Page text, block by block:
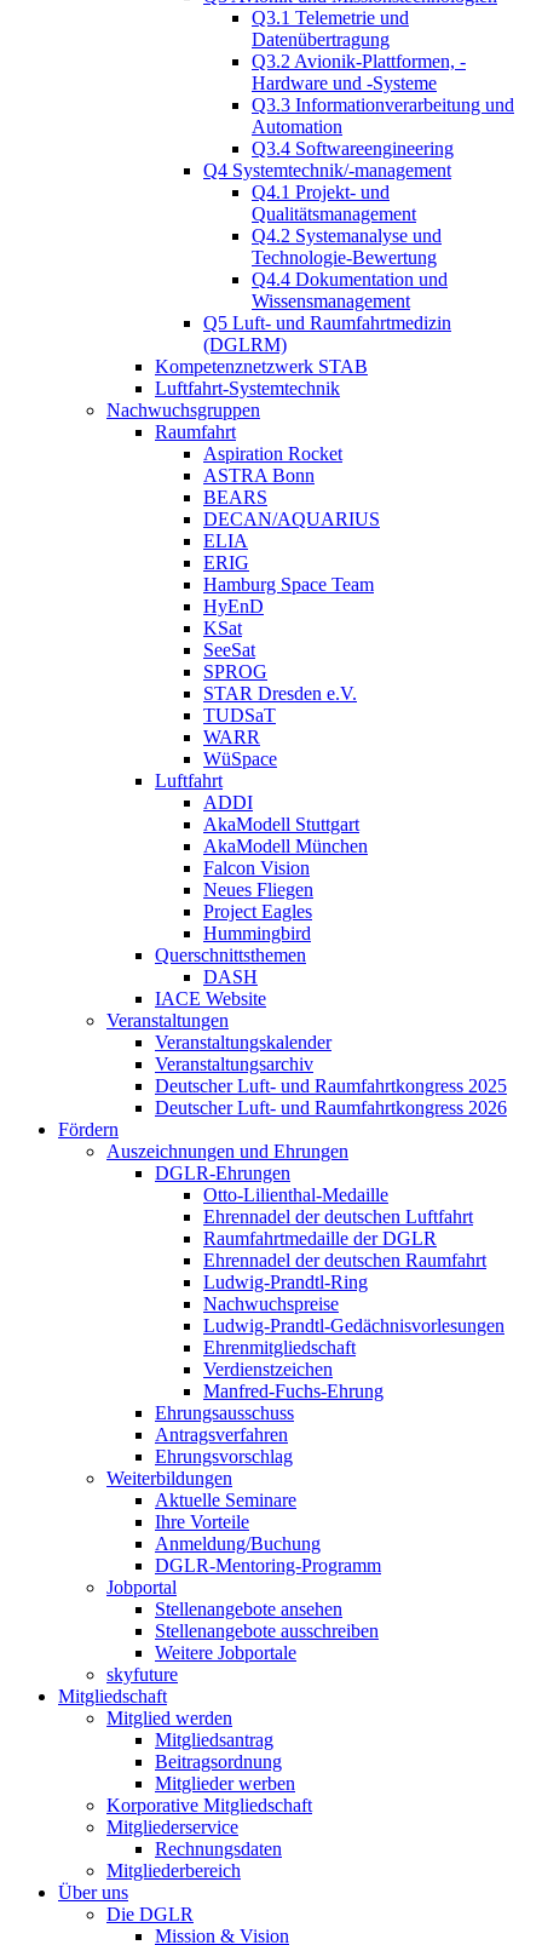
Q3.1 Telemetrie und
Datenübertragung
Q3.2 Avionik-Plattformen, -
Hardware und -Systeme
Q3.3 Informationverarbeitung und
Automation
Q3.4 Softwareengineering
Q4 Systemtechnik/-management
Q4.1 Projekt- und
Qualitätsmanagement
Q4.2 Systemanalyse und
Technologie-Bewertung
Q4.4 Dokumentation und
Wissensmanagement
Q5 Luft- und Raumfahrtmedizin
(DGLRM)
Kompetenznetzwerk STAB
Luftfahrt-Systemtechnik
Nachwuchsgruppen
Raumfahrt
Aspiration Rocket
ASTRA Bonn
BEARS
DECAN/AQUARIUS
ELIA
ERIG
Hamburg Space Team
HyEnD
KSat
SeeSat
SPROG
STAR Dresden e.V.
TUDSaT
WARR
WüSpace
Luftfahrt
ADDI
AkaModell Stuttgart
AkaModell München
Falcon Vision
Neues Fliegen
Project Eagles
Hummingbird
Querschnittsthemen
DASH
IACE Website
Veranstaltungen
Veranstaltungskalender
Veranstaltungsarchiv
Deutscher Luft- und Raumfahrtkongress 2025
Deutscher Luft- und Raumfahrtkongress 2026
Fördern
Auszeichnungen und Ehrungen
DGLR-Ehrungen
Otto-Lilienthal-Medaille
Ehrennadel der deutschen Luftfahrt
Raumfahrtmedaille der DGLR
Ehrennadel der deutschen Raumfahrt
Ludwig-Prandtl-Ring
Nachwuchspreise
Ludwig-Prandtl-Gedächnisvorlesungen
Ehrenmitgliedschaft
Verdienstzeichen
Manfred-Fuchs-Ehrung
Ehrungsausschuss
Antragsverfahren
Ehrungsvorschlag
Weiterbildungen
Aktuelle Seminare
Ihre Vorteile
Anmeldung/Buchung
DGLR-Mentoring-Programm
Jobportal
Stellenangebote ansehen
Stellenangebote ausschreiben
Weitere Jobportale
skyfuture
Mitgliedschaft
Mitglied werden
Mitgliedsantrag
Beitragsordnung
Mitglieder werben
Korporative Mitgliedschaft
Mitgliederservice
Rechnungsdaten
Mitgliederbereich
Über uns
Die DGLR
Mission & Vision